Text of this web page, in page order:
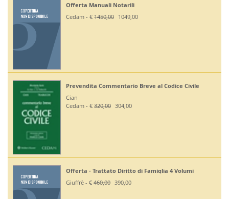
Offerta Manuali Notarili
Cedam - € 1450,00 1049,00
Prevendita Commentario Breve al Codice Civile
Cian
Cedam - € 320,00 304,00
Offerta - Trattato Diritto di Famiglia 4 Volumi
Giuffrè - € 460,00 390,00